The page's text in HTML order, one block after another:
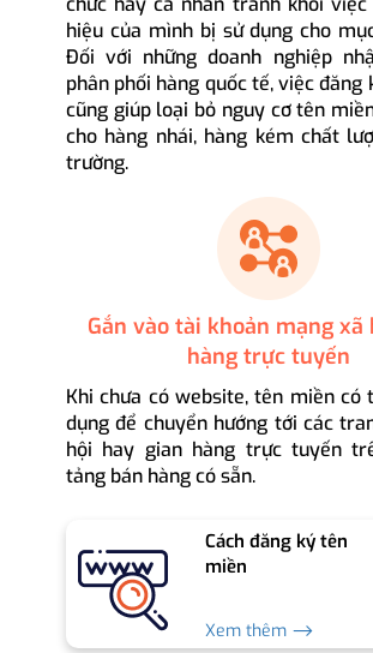
hiệu của mình bị sử dụng cho
Đối với những doanh nghiệp
phân phối hàng quốc tế, việc đăng
cũng giúp loại bỏ nguy cơ tên
cho hàng nhái, hàng kém chất
trường.
Gắn vào tài khoản mạng xã
hàng trực tuyến
Khi chưa có website, tên miền có
dụng để chuyển hướng tới các
hội hay gian hàng trực tuyến
tảng bán hàng có sẵn.
Cách đăng ký tên
miền
Xem thêm ⟶